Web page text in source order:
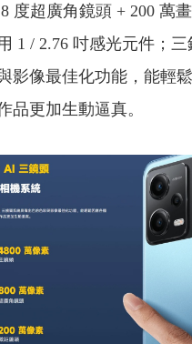
度超廣角鏡頭 + 200 萬
1 / 2.76 吋感光元件；
影像最佳化功能，能輕
品更加生動逼真。